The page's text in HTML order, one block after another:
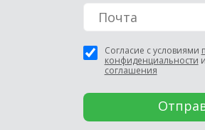
Согласие с условиями
конфиденциальности и
соглашения